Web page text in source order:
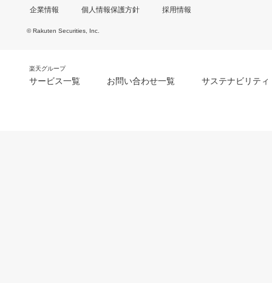
企業情報 個人情報保護方針 採用情報
© Rakuten Securities, Inc.
楽天グループ
サービス一覧 お問い合わせ一覧 サステナビリティ